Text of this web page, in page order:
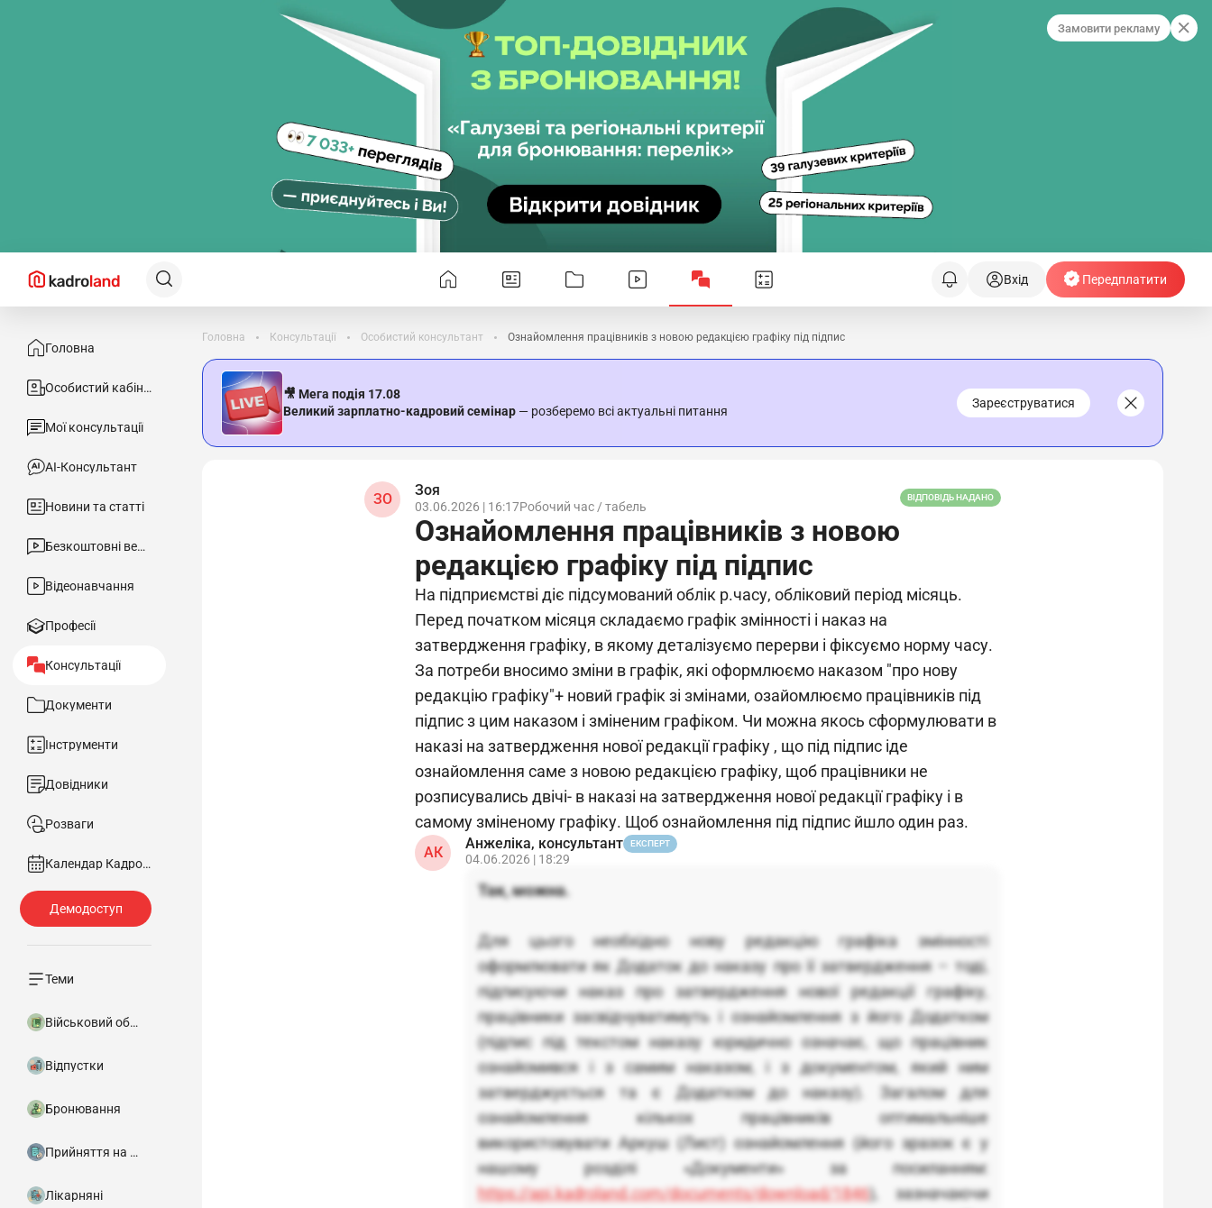
Замовити рекламу
Вхід Передплатити
Головна
Особистий кабінет
Мої консультації
АІ-Консультант
Новини та статті
Безкоштовні вебінари
Відеонавчання
Професії
Консультації
Документи
Інструменти
Довідники
Розваги
Календар Кадровика
Теми
Військовий облік
Відпустки
Бронювання
Прийняття на роботу
Лікарняні
Головна Консультації Особистий консультант Ознайомлення працівників з новою редакцією графіку під підпис
🎥 Мега подія 17.08
Великий зарплатно-кадровий семінар — розберемо всі актуальні питання
Зареєструватися
ЗО
Зоя
03.06.2026 | 16:17Робочий час / табель
ВІДПОВІДЬ НАДАНО
Ознайомлення працівників з новою
редакцією графіку під підпис
На підприємстві діє підсумований облік р.часу, обліковий період місяць.
Перед початком місяця складаємо графік змінності і наказ на
затвердження графіку, в якому деталізуємо перерви і фіксуємо норму часу.
За потреби вносимо зміни в графік, які оформлюємо наказом "про нову
редакцію графіку"+ новий графік зі змінами, озайомлюємо працівників під
підпис з цим наказом і зміненим графіком. Чи можна якось сформулювати в
наказі на затвердження нової редакції графіку , що під підпис іде
ознайомлення саме з новою редакцією графіку, щоб працівники не
розписувались двічі- в наказі на затвердження нової редакції графіку і в
самому зміненому графіку. Щоб ознайомлення під підпис йшло один раз.
АК
Анжеліка, консультант ЕКСПЕРТ
04.06.2026 | 18:29
Так, можна.
Для цього необхідно нову редакцію графіка змінності
оформлювати як Додаток до наказу про її затвердження – тоді,
підписуючи наказ про затвердження нової редакції графіку,
працівники засвідчуватимуть і ознайомлення з його Додатком
(підпис під текстом наказу юридично означає, що працівник
ознайомився і з самим наказом, і з документом, який ним
затверджується та є Додатком до наказу). Загалом для
ознайомлення кількох працівників оптимальніше
використовувати Аркуш (Лист) ознайомлення (його зразок є у
нашому розділі «Документи» за посиланням:
https://api.kadroland.com/documents/download/1846), зазначаючи